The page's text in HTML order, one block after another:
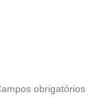
obrigatórios